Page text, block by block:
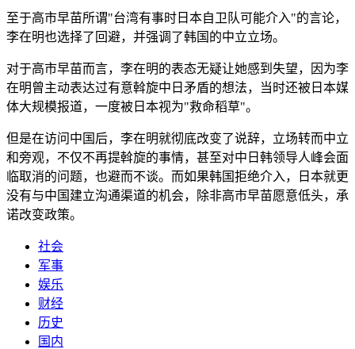
至于高市早苗所谓"台湾有事时日本自卫队可能介入"的言论，
李在明也选择了回避，并强调了韩国的中立立场。
对于高市早苗而言，李在明的表态无疑让她感到失望，因为李
在明曾主动表达过有意斡旋中日矛盾的想法，当时还被日本媒
体大规模报道，一度被日本视为"救命稻草"。
但是在访问中国后，李在明就彻底改变了说辞，立场转而中立
和旁观，不仅不再提斡旋的事情，甚至对中日韩领导人峰会面
临取消的问题，也避而不谈。而如果韩国拒绝介入，日本就更
没有与中国建立沟通渠道的机会，除非高市早苗愿意低头，承
诺改变政策。
社会
军事
娱乐
财经
历史
国内